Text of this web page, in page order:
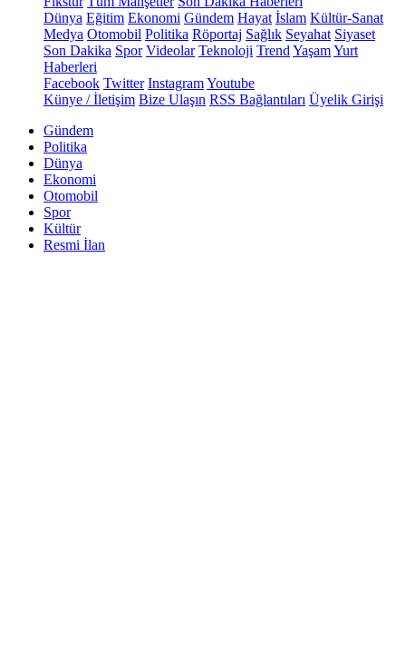
Dünya Eğitim Ekonomi Gündem Hayat İslam Kültür-Sanat
Medya Otomobil Politika Röportaj Sağlık Seyahat Siyaset
Son Dakika Spor Videolar Teknoloji Trend YaşamYurt
Haberleri
Facebook Twitter InstagramYoutube
Künye / İletişim Bize Ulaşın RSS Bağlantıları Üyelik Girişi
Gündem
Politika
Dünya
Ekonomi
Otomobil
Spor
Kültür
Resmi İlan